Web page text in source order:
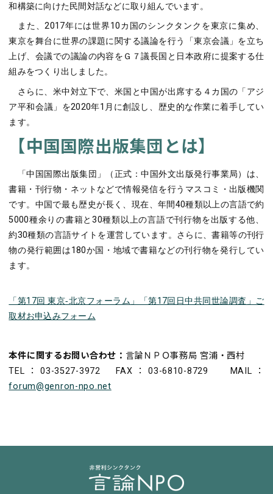
和構築に向けた民間対話などに取り組んでいます。
また、2017年には世界10カ国のシンクタンクを東京に集め、
東京を舞台に世界の課題に関する議論を行う「東京会議」を立ち
上げ、会議での議論の内容をＧ７議長国と日本政府に提案する仕
組みをつくり出しました。
さらに、米中対立下で、米国と中国が出席する４カ国の「アジ
ア平和会議」を2020年1月に創設し、歴史的な作業に着手してい
ます。
【中国国際出版集団とは】
「中国国際出版集団」（正式：中国外文出版発行事業局）は、
書籍・刊行物・ネットなどで情報発信を行うマスコミ・出版機関
です。中国で最も歴史が長く、現在、年間40種類以上の言語で約
5000種余りの書籍と30種類以上の言語で刊行物を出版する他、
約30種類の言語サイトを運営しています。さらに、書籍等の刊行
物の発行範囲は180か国・地域で書籍などの刊行物を発行してい
ます。
「第17回 東京‐北京フォーラム」「第17回日中共同世論調査」ご
取材お申込みフォーム
本件に関するお問い合わせ： 言論ＮＰＯ事務局 宮浦・西村
TEL：03-3527-3972 FAX：03-6810-8729 MAIL：
forum@genron-npo.net